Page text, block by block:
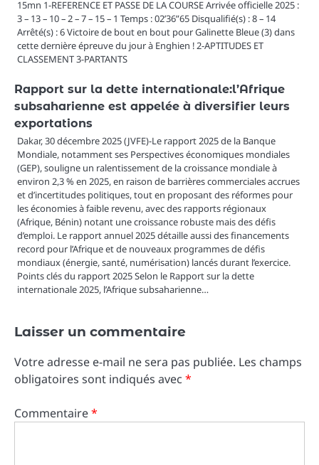
15mn 1-REFERENCE ET PASSE DE LA COURSE Arrivée officielle 2025 :
3 – 13 – 10 – 2 – 7 – 15 – 1 Temps : 02’36”65 Disqualifié(s) : 8 – 14
Arrêté(s) : 6 Victoire de bout en bout pour Galinette Bleue (3) dans
cette dernière épreuve du jour à Enghien ! 2-APTITUDES ET
CLASSEMENT 3-PARTANTS
Rapport sur la dette internationale:l’Afrique
subsaharienne est appelée à diversifier leurs
exportations
Dakar, 30 décembre 2025 (JVFE)-Le rapport 2025 de la Banque
Mondiale, notamment ses Perspectives économiques mondiales
(GEP), souligne un ralentissement de la croissance mondiale à
environ 2,3 % en 2025, en raison de barrières commerciales accrues
et d’incertitudes politiques, tout en proposant des réformes pour
les économies à faible revenu, avec des rapports régionaux
(Afrique, Bénin) notant une croissance robuste mais des défis
d’emploi. Le rapport annuel 2025 détaille aussi des financements
record pour l’Afrique et de nouveaux programmes de défis
mondiaux (énergie, santé, numérisation) lancés durant l’exercice.
Points clés du rapport 2025 Selon le Rapport sur la dette
internationale 2025, l’Afrique subsaharienne…
Laisser un commentaire
Votre adresse e-mail ne sera pas publiée. Les champs
obligatoires sont indiqués avec *
Commentaire*